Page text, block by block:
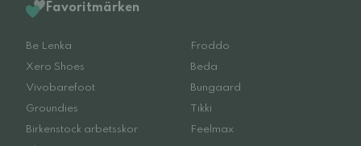
Favoritmärken
Be Lenka
Froddo
Xero Shoes
Beda
Vivobarefoot
Bungaard
Groundies
Tikki
Birkenstock arbetsskor
Feelmax